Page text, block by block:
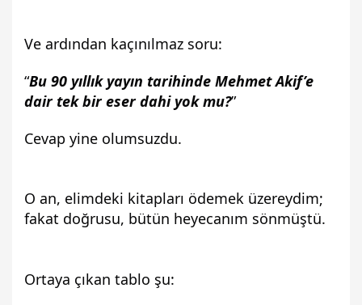
Ve ardından kaçınılmaz soru:
“Bu 90 yıllık yayın tarihinde Mehmet Akif’e
dair tek bir eser dahi yok mu?”
Cevap yine olumsuzdu.
O an, elimdeki kitapları ödemek üzereydim;
fakat doğrusu, bütün heyecanım sönmüştü.
Ortaya çıkan tablo şu: